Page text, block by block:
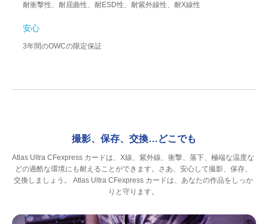
耐衝撃性、耐屈曲性、耐ESD性、耐紫外線性、耐X線性
安心
3年間のOWCの限定保証
撮影、保存、交換…どこでも
Atlas Ultra CFexpress カードは、X線、紫外線、衝撃、落下、極端な温度な
どの過酷な環境にも耐えることができます。さあ、安心して撮影、保存、
交換しましょう。 Atlas Ultra CFexpress カードは、あなたの作品をしっか
りと守ります。